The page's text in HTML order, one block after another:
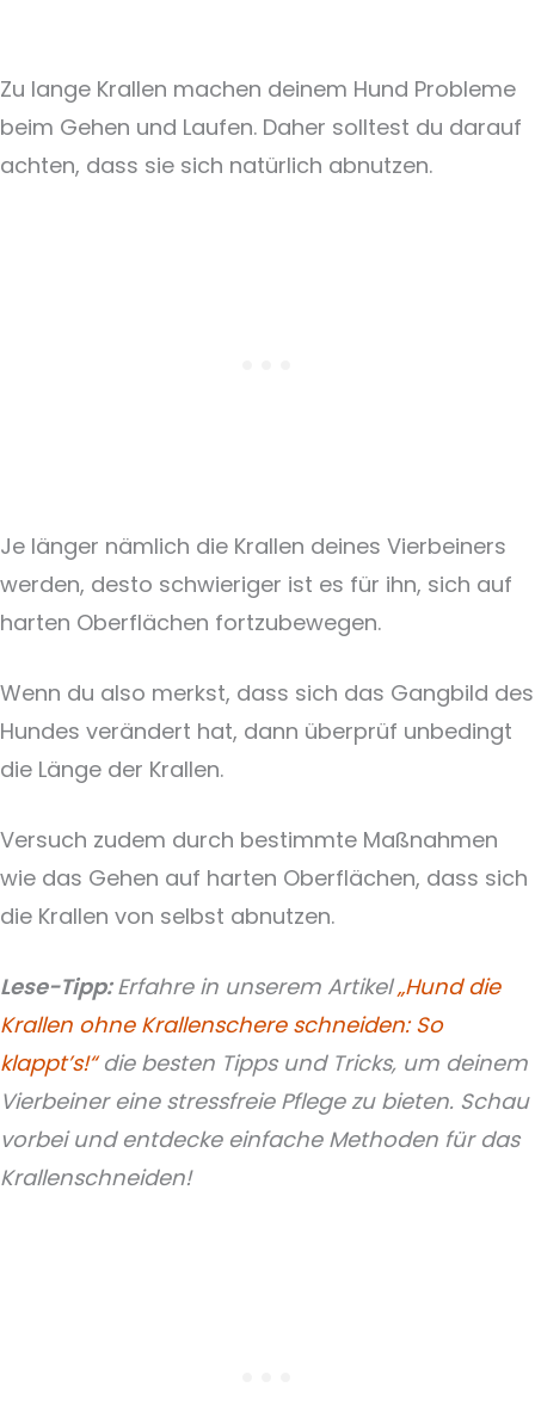
Zu lange Krallen machen deinem Hund Probleme
beim Gehen und Laufen. Daher solltest du darauf
achten, dass sie sich natürlich abnutzen.
Je länger nämlich die Krallen deines Vierbeiners
werden, desto schwieriger ist es für ihn, sich auf
harten Oberflächen fortzubewegen.
Wenn du also merkst, dass sich das Gangbild des
Hundes verändert hat, dann überprüf unbedingt
die Länge der Krallen.
Versuch zudem durch bestimmte Maßnahmen
wie das Gehen auf harten Oberflächen, dass sich
die Krallen von selbst abnutzen.
Lese-Tipp:Erfahre in unserem Artikel„Hund die
Krallen ohne Krallenschere schneiden: So
klappt’s!“die besten Tipps und Tricks, um deinem
Vierbeiner eine stressfreie Pflege zu bieten. Schau
vorbei und entdecke einfache Methoden für das
Krallenschneiden!